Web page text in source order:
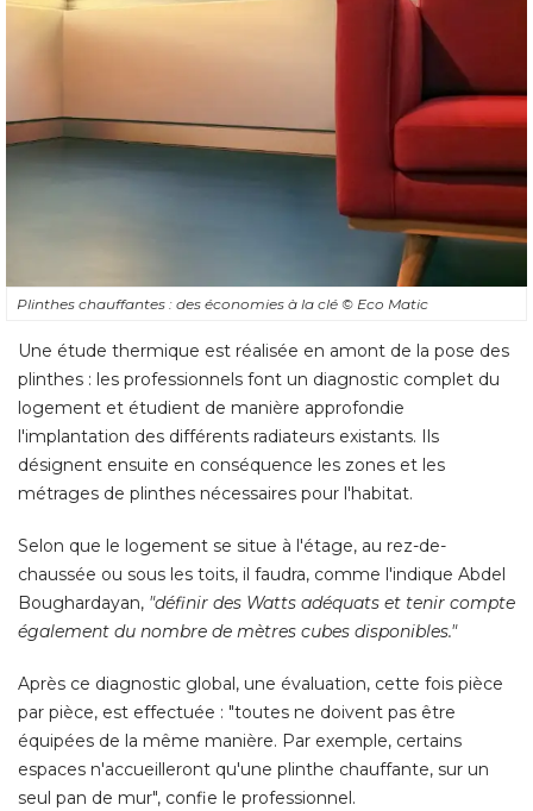
Plinthes chauffantes : des économies à la clé © Eco Matic
Une étude thermique est réalisée en amont de la pose des
plinthes : les professionnels font un diagnostic complet du
logement et étudient de manière approfondie
l'implantation des différents radiateurs existants. Ils
désignent ensuite en conséquence les zones et les
métrages de plinthes nécessaires pour l'habitat.
Selon que le logement se situe à l'étage, au rez-de-
chaussée ou sous les toits, il faudra, comme l'indique Abdel
Boughardayan, "définir des Watts adéquats et tenir compte
également du nombre de mètres cubes disponibles."
Après ce diagnostic global, une évaluation, cette fois pièce
par pièce, est effectuée : "toutes ne doivent pas être
équipées de la même manière. Par exemple, certains
espaces n'accueilleront qu'une plinthe chauffante, sur un
seul pan de mur", confie le professionnel.